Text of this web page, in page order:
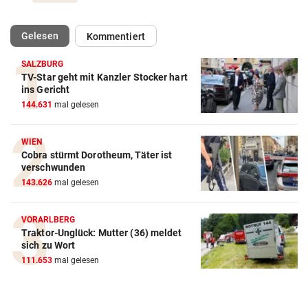
Gelesen(ausgewählt)Kommentiert
SALZBURG
TV-Star geht mit Kanzler Stocker hart
ins Gericht
144.631 mal gelesen
WIEN
Cobra stürmt Dorotheum, Täter ist
verschwunden
143.626 mal gelesen
VORARLBERG
Traktor-Unglück: Mutter (36) meldet
sich zu Wort
111.653 mal gelesen